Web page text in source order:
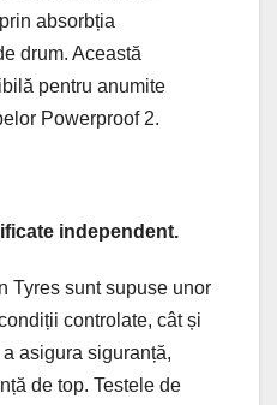
absorbția
drum. Această
pentru anumite
Powerproof 2.
independent.
Tyres sunt supuse unor
controlate, cât și
asigura siguranță,
de top. Testele de